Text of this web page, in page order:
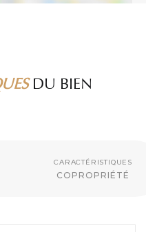
DU BIEN
CARACTÉRISTIQUES
COPROPRIÉTÉ